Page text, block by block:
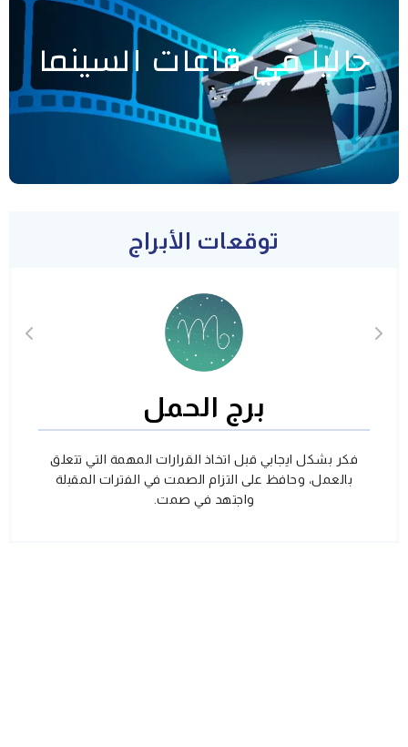
حاليا في قاعات السينما
توقعات الأبراج
برج الحمل
فكر بشكل ايجابي قبل اتخاذ القرارات المهمة التي تتعلق
بالعمل، وحافظ على التزام الصمت في الفترات المقبلة
واجتهد في صمت.